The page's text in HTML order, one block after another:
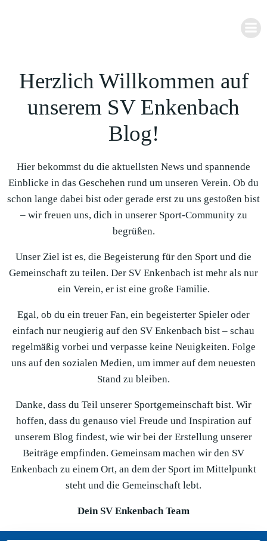
Herzlich Willkommen auf
unserem SV Enkenbach
Blog!
Hier bekommst du die aktuellsten News und spannende
Einblicke in das Geschehen rund um unseren Verein. Ob du
schon lange dabei bist oder gerade erst zu uns gestoßen bist
– wir freuen uns, dich in unserer Sport-Community zu
begrüßen.
Unser Ziel ist es, die Begeisterung für den Sport und die
Gemeinschaft zu teilen. Der SV Enkenbach ist mehr als nur
ein Verein, er ist eine große Familie.
Egal, ob du ein treuer Fan, ein begeisterter Spieler oder
einfach nur neugierig auf den SV Enkenbach bist – schau
regelmäßig vorbei und verpasse keine Neuigkeiten. Folge
uns auf den sozialen Medien, um immer auf dem neuesten
Stand zu bleiben.
Danke, dass du Teil unserer Sportgemeinschaft bist. Wir
hoffen, dass du genauso viel Freude und Inspiration auf
unserem Blog findest, wie wir bei der Erstellung unserer
Beiträge empfinden. Gemeinsam machen wir den SV
Enkenbach zu einem Ort, an dem der Sport im Mittelpunkt
steht und die Gemeinschaft lebt.
Dein SV Enkenbach Team